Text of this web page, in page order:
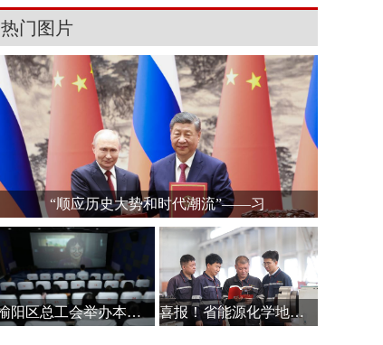
热门图片
“顺应历史大势和时代潮流”——习
榆阳区总工会举办本土作家白保林创 喜报！省能源化学地质工会系统主题